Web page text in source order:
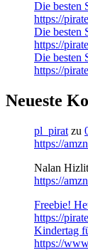
Die besten
https://
Die besten
https://
Die besten
https://
Neueste
pl_pirat zu
https://
Nalan
https://
Freebie!
https://
Kindertag
https://